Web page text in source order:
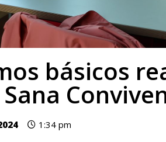
básicos
1:34 pm